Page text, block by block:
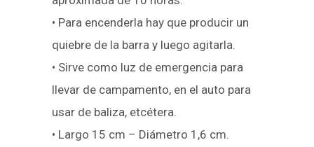
• Para encenderla hay que producir un
quiebre de la barra y luego agitarla.
• Sirve como luz de emergencia para
llevar de campamento, en el auto para
usar de baliza, etcétera.
• Largo 15 cm – Diámetro 1,6 cm.